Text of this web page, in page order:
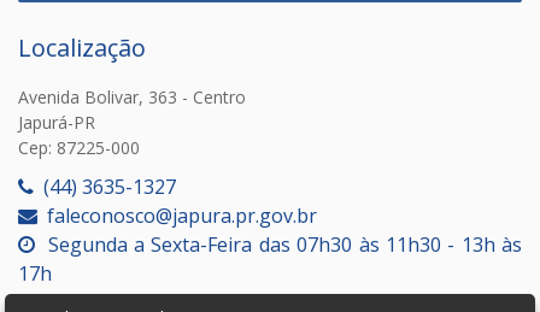
Localização
Avenida Bolivar, 363 - Centro
Japurá-PR
Cep: 87225-000
(44) 3635-1327
faleconosco@japura.pr.gov.br
Segunda a Sexta-Feira das 07h30 às 11h30 - 13h às
17h